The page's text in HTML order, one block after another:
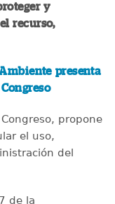
y
recurso,
presenta
propone
el uso,
del
de la